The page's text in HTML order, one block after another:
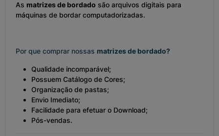
As matrizes de bordado são arquivos digitais para
máquinas de bordar computadorizadas.
Por que comprar nossas matrizes de bordado?
Qualidade incomparável;
Possuem Catálogo de Cores;
Organização de pastas;
Envio Imediato;
Facilidade para efetuar o Download;
Pós-vendas.